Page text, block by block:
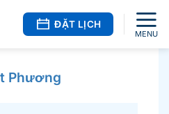
ĐẶT LỊCH
Phương